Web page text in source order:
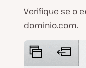
Verifique se o
dominio.com.